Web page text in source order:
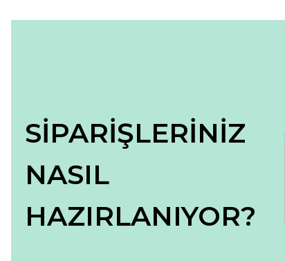
SİPARİŞLERİNİZ
NASIL
HAZIRLANIYOR?